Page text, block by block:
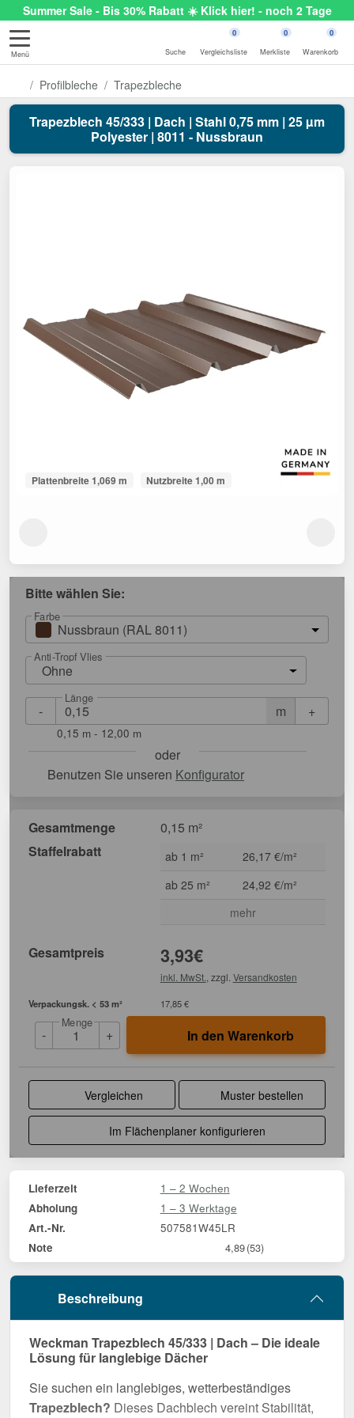
Summer Sale - Bis 30% Rabatt ☀️ Klick hier! - noch 2 Tage
Menü Suche
0
Vergleichsliste
0
Merkliste
0
Warenkorb
Profilbleche Trapezbleche
Trapezblech 45/333 | Dach | Stahl 0,75 mm | 25 µm
Polyester | 8011 - Nussbraun
Plattenbreite 1,069 m Nutzbreite 1,00 m
Bitte wählen Sie:
Farbe
Nussbraun (RAL 8011)
Anti-Tropf Vlies
Ohne
- m
Länge
+
0,15 m - 12,00 m
oder
Benutzen Sie unseren Konfigurator
Gesamtmenge
0,15 m²
Staffelrabatt
ab 1 m²
26,17 €/m²
ab 25 m²
24,92 €/m²
mehr
Gesamtpreis 3,93€
inkl. MwSt. , zzgl. Versandkosten
Verpackungsk. < 53 m² 17,85 €
-
Menge
+ In den Warenkorb
Vergleichen Muster bestellen
Im Flächenplaner konfigurieren
Lieferzeit 1 – 2 Wochen
Abholung 1 – 3 Werktage
Art.-Nr. 507581W45LR
Note 4,89(53)
Beschreibung
Weckman Trapezblech 45/333 | Dach – Die ideale
Lösung für langlebige Dächer
Sie suchen ein langlebiges, wetterbeständiges
Trapezblech? Dieses Dachblech vereint Stabilität,